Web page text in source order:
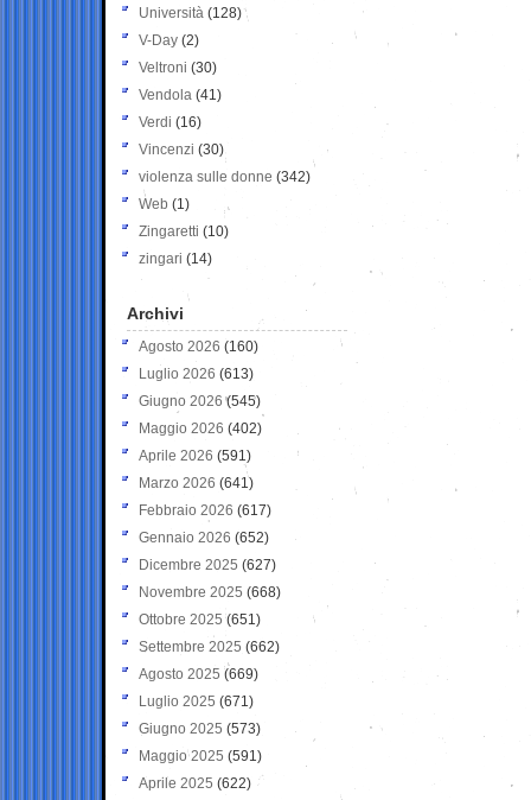
Università (128)
V-Day (2)
Veltroni (30)
Vendola (41)
Verdi (16)
Vincenzi (30)
violenza sulle donne (342)
Web (1)
Zingaretti (10)
zingari (14)
Archivi
Agosto 2026 (160)
Luglio 2026 (613)
Giugno 2026 (545)
Maggio 2026 (402)
Aprile 2026 (591)
Marzo 2026 (641)
Febbraio 2026 (617)
Gennaio 2026 (652)
Dicembre 2025 (627)
Novembre 2025 (668)
Ottobre 2025 (651)
Settembre 2025 (662)
Agosto 2025 (669)
Luglio 2025 (671)
Giugno 2025 (573)
Maggio 2025 (591)
Aprile 2025 (622)